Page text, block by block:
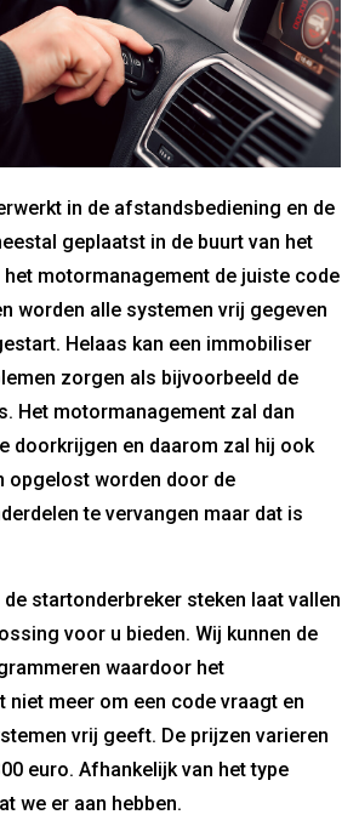
geplaatst in de buurt van het
motormanagement de juiste code
worden alle systemen vrij gegeven
Helaas kan een immobiliser
zorgen als bijvoorbeeld de
Het motormanagement zal dan
doorkrijgen en daarom zal hij ook
opgelost worden door de
te vervangen maar dat is
voor u bieden. Wij kunnen de
waardoor het
niet meer om een code vraagt en
vrij geeft. De prijzen varieren
euro. Afhankelijk van het type
we er aan hebben.